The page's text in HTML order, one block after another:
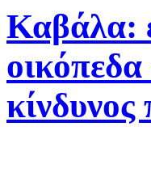
Καβάλα:
κίνδυνος